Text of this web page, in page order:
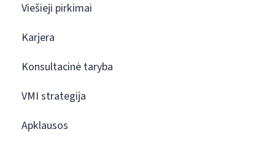
Viešieji pirkimai
Karjera
Konsultacinė taryba
VMI strategija
Apklausos